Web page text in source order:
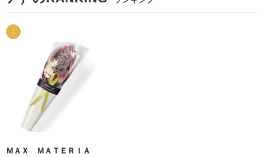
1
ＭＡＸ ＭＡＴＥＲＩＡ